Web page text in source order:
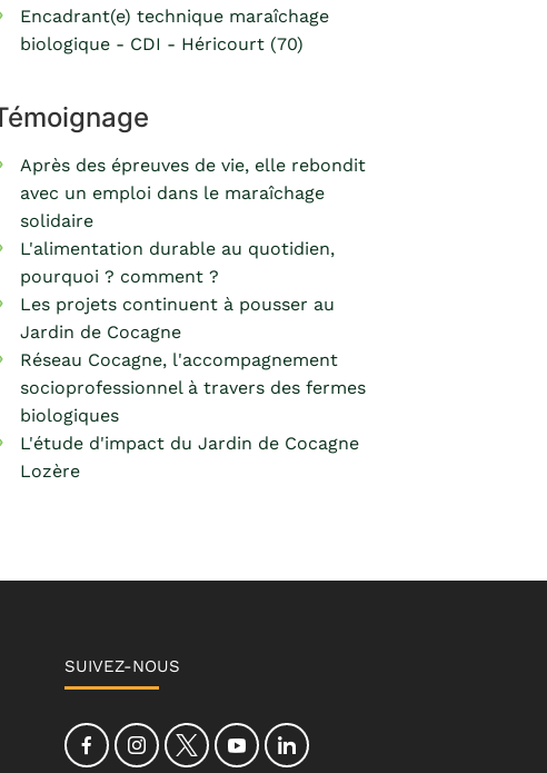
Encadrant(e) technique maraîchage
biologique - CDI - Héricourt (70)
Après des épreuves de vie, elle rebondit
avec un emploi dans le maraîchage
solidaire
L'alimentation durable au quotidien,
pourquoi ? comment ?
Les projets continuent à pousser au
Jardin de Cocagne
Réseau Cocagne, l'accompagnement
socioprofessionnel à travers des fermes
biologiques
L'étude d'impact du Jardin de Cocagne
Lozère
SUIVEZ-NOUS